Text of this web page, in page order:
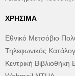
ΧΡΉΣΙΜΑ
Εθνικό Μετσόβιο
Τηλεφωνικός
Κεντρική